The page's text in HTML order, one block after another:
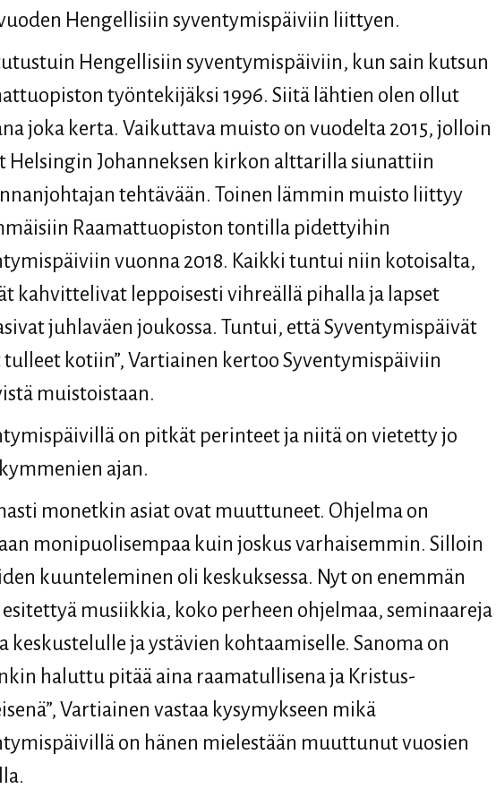
Hengellisiin syventymispäiviin liittyen.
Hengellisiin syventymispäiviin, kun sain kutsun
työntekijäksi 1996. Siitä lähtien olen ollut
joka kerta. Vaikuttava muisto on vuodelta 2015, jolloin
Helsingin Johanneksen kirkon alttarilla siunattiin
tehtävään. Toinen lämmin muisto liittyy
Raamattuopiston tontilla pidettyihin
vuonna 2018. Kaikki tuntui niin kotoisalta,
kahvittelivat leppoisesti vihreällä pihalla ja lapset
juhlaväen joukossa. Tuntui, että Syventymispäivät
kotiin”, Vartiainen kertoo Syventymispäiviin
muistoistaan.
on pitkät perinteet ja niitä on vietetty jo
ajan.
monetkin asiat ovat muuttuneet. Ohjelma on
monipuolisempaa kuin joskus varhaisemmin. Silloin
kuunteleminen oli keskuksessa. Nyt on enemmän
esitettyä musiikkia, koko perheen ohjelmaa, seminaareja
keskustelulle ja ystävien kohtaamiselle. Sanoma on
haluttu pitää aina raamatullisena ja Kristus-
Vartiainen vastaa kysymykseen mikä
on hänen mielestään muuttunut vuosien